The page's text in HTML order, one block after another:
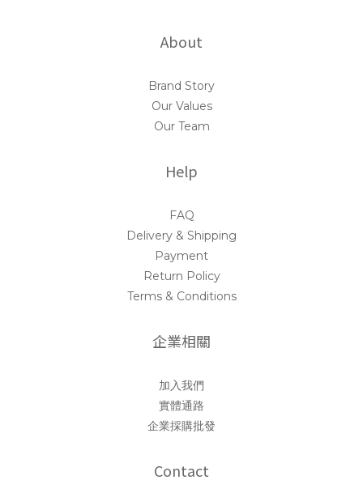
About
Brand Story
Our Values
Our Team
Help
FAQ
Delivery & Shipping
Payment
Return Policy
Terms & Conditions
企業相關
加入我們
實體通路
企業採購批發
Contact